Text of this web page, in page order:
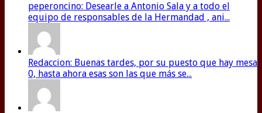
peperoncino: Desearle a Antonio Sala y a todo el
equipo de responsables de la Hermandad , ani...
Redaccion: Buenas tardes, por su puesto que hay mesa
0, hasta ahora esas son las que más se...